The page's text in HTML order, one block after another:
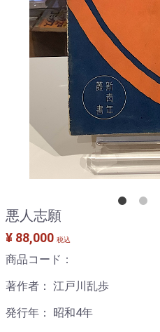
悪人志願
¥ 88,000 税込
商品コード：
著作者： 江戸川乱歩
発行年： 昭和4年